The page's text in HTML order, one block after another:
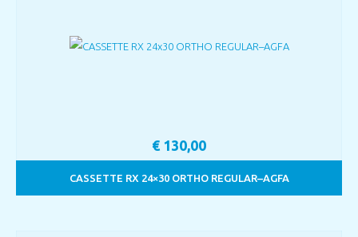
CASSETTE RX 24×30 ORTHO REGULAR–AGFA
€ 130,00